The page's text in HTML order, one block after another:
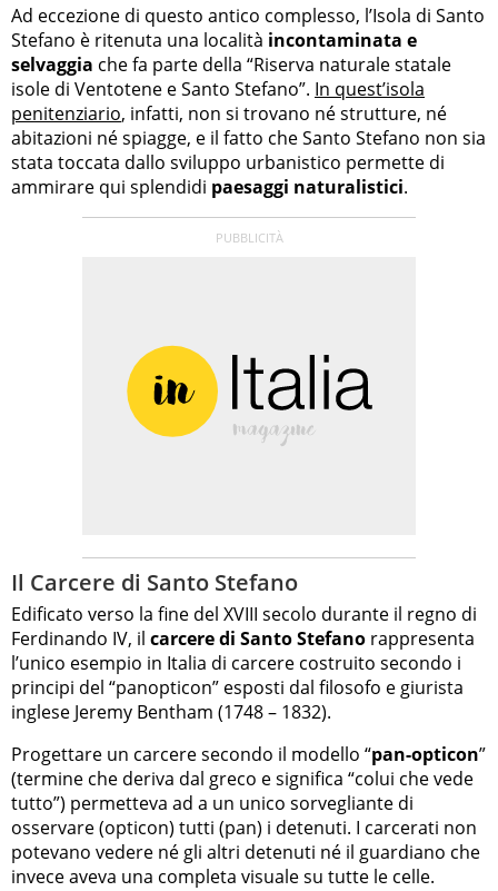
Ad eccezione di questo antico complesso, l’Isola di Santo
Stefano è ritenuta una località incontaminata e
selvaggia che fa parte della “Riserva naturale statale
isole di Ventotene e Santo Stefano”. In quest’isola
penitenziario, infatti, non si trovano né strutture, né
abitazioni né spiagge, e il fatto che Santo Stefano non sia
stata toccata dallo sviluppo urbanistico permette di
ammirare qui splendidi paesaggi naturalistici.
Il Carcere di Santo Stefano
Edificato verso la fine del XVIII secolo durante il regno di
Ferdinando IV, il carcere di Santo Stefano rappresenta
l’unico esempio in Italia di carcere costruito secondo i
principi del “panopticon” esposti dal filosofo e giurista
inglese Jeremy Bentham (1748 – 1832).
Progettare un carcere secondo il modello “pan-opticon”
(termine che deriva dal greco e significa “colui che vede
tutto”) permetteva ad a un unico sorvegliante di
osservare (opticon) tutti (pan) i detenuti. I carcerati non
potevano vedere né gli altri detenuti né il guardiano che
invece aveva una completa visuale su tutte le celle.